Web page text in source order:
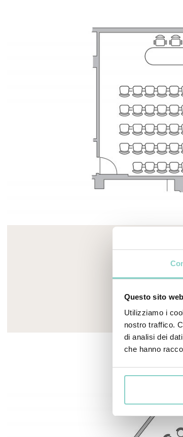
Questo sito
Utilizziamo i
nostro traffico.
di analisi dei
che hanno
Capacità massima 45
Scopri di